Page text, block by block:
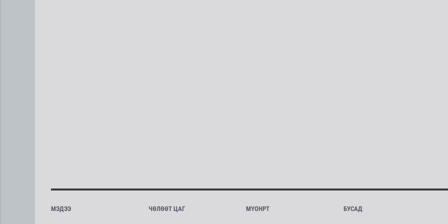
МЭДЭЭ ЧӨЛӨӨТ ЦАГ МҮОНРТ БУСАД